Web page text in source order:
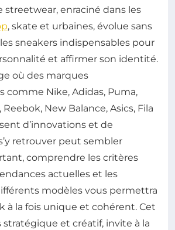
streetwear, enraciné dans les
, skate et urbaines, évolue sans
sneakers indispensables pour
et affirmer son identité.
où des marques
comme Nike, Adidas, Puma,
Reebok, New Balance, Asics, Fila
d’innovations et de
retrouver peut sembler
comprendre les critères
actuelles et les
modèles vous permettra
à la fois unique et cohérent. Cet
stratégique et créatif, invite à la